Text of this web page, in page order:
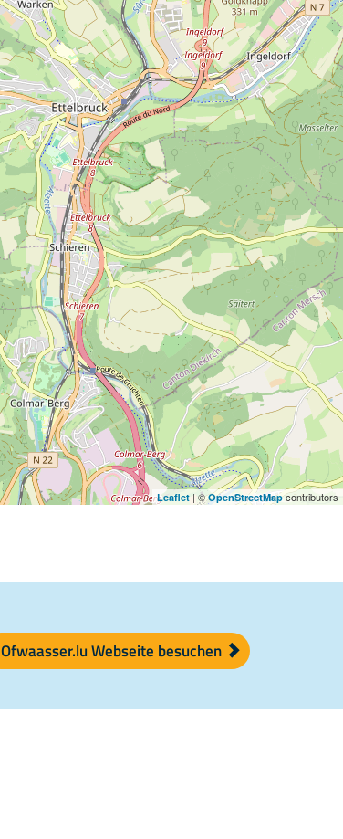
Leaflet | ©OpenStreetMapcontributors
Ofwaasser.lu Webseite besuchen